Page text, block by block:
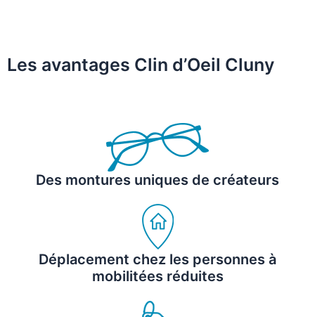
Les avantages Clin d’Oeil Cluny
Des montures uniques de créateurs
Déplacement chez les personnes à
mobilitées réduites